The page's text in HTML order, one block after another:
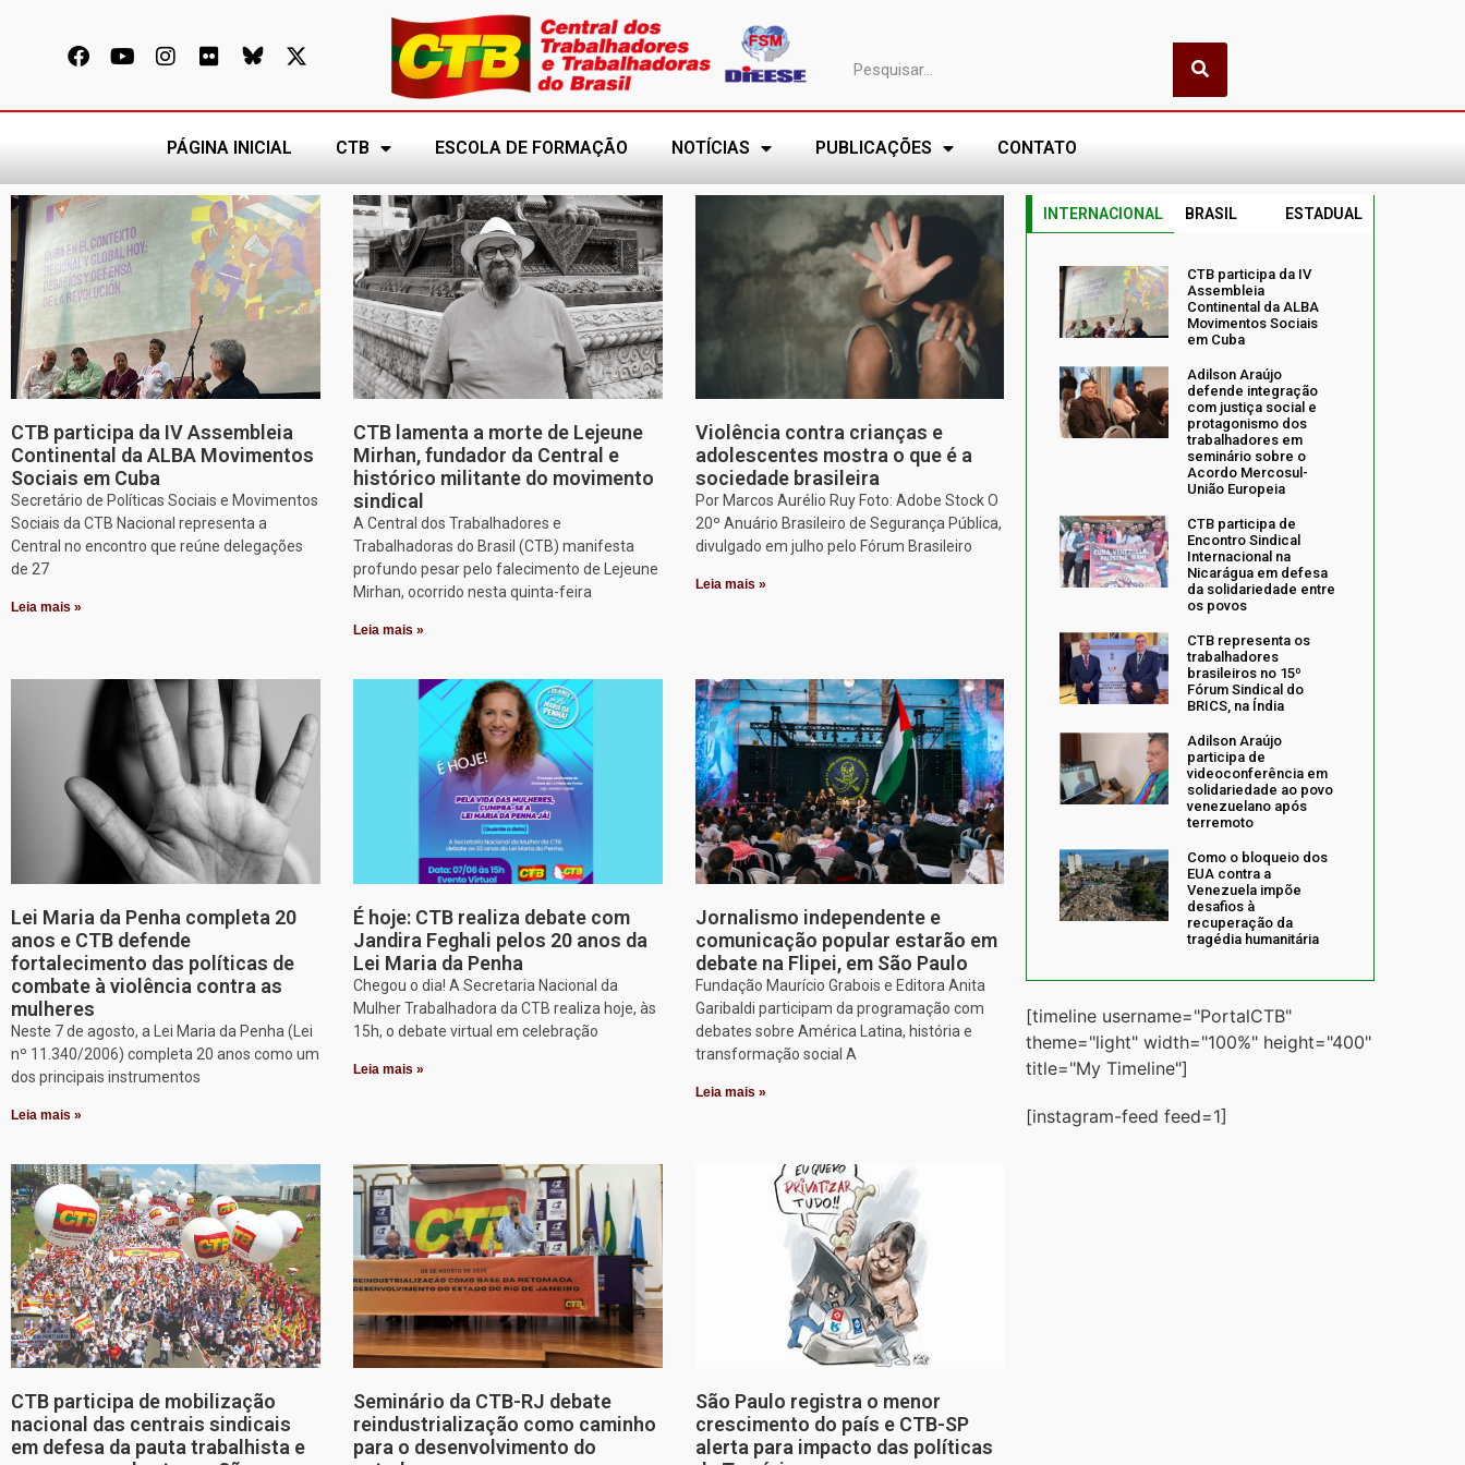
PÁGINA INICIAL CTB ESCOLA DE FORMAÇÃO NOTÍCIAS PUBLICAÇÕES CONTATO
CTB participa da IV Assembleia
Continental da ALBA Movimentos
Sociais em Cuba
Secretário de Políticas Sociais e Movimentos
Sociais da CTB Nacional representa a
Central no encontro que reúne delegações
de 27
Leia mais »
CTB lamenta a morte de Lejeune
Mirhan, fundador da Central e
histórico militante do movimento
sindical
A Central dos Trabalhadores e
Trabalhadoras do Brasil (CTB) manifesta
profundo pesar pelo falecimento de Lejeune
Mirhan, ocorrido nesta quinta-feira
Leia mais »
Violência contra crianças e
adolescentes mostra o que é a
sociedade brasileira
Por Marcos Aurélio Ruy Foto: Adobe Stock O
20º Anuário Brasileiro de Segurança Pública,
divulgado em julho pelo Fórum Brasileiro
Leia mais »
Lei Maria da Penha completa 20
anos e CTB defende
fortalecimento das políticas de
combate à violência contra as
mulheres
Neste 7 de agosto, a Lei Maria da Penha (Lei
nº 11.340/2006) completa 20 anos como um
dos principais instrumentos
Leia mais »
É hoje: CTB realiza debate com
Jandira Feghali pelos 20 anos da
Lei Maria da Penha
Chegou o dia! A Secretaria Nacional da
Mulher Trabalhadora da CTB realiza hoje, às
15h, o debate virtual em celebração
Leia mais »
Jornalismo independente e
comunicação popular estarão em
debate na Flipei, em São Paulo
Fundação Maurício Grabois e Editora Anita
Garibaldi participam da programação com
debates sobre América Latina, história e
transformação social A
Leia mais »
CTB participa de mobilização
nacional das centrais sindicais
em defesa da pauta trabalhista e
Seminário da CTB-RJ debate
reindustrialização como caminho
para o desenvolvimento do
São Paulo registra o menor
crescimento do país e CTB-SP
alerta para impacto das políticas
INTERNACIONAL BRASIL ESTADUAL
CTB participa da IV
Assembleia
Continental da ALBA
Movimentos Sociais
em Cuba
Adilson Araújo
defende integração
com justiça social e
protagonismo dos
trabalhadores em
seminário sobre o
Acordo Mercosul-
União Europeia
CTB participa de
Encontro Sindical
Internacional na
Nicarágua em defesa
da solidariedade entre
os povos
CTB representa os
trabalhadores
brasileiros no 15º
Fórum Sindical do
BRICS, na Índia
Adilson Araújo
participa de
videoconferência em
solidariedade ao povo
venezuelano após
terremoto
Como o bloqueio dos
EUA contra a
Venezuela impõe
desafios à
recuperação da
tragédia humanitária
[timeline username="PortalCTB"
theme="light" width="100%" height="400"
title="My Timeline"]
[instagram-feed feed=1]